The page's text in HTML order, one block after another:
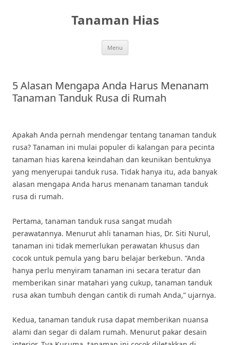
Tanaman Hias
Menu
5 Alasan Mengapa Anda Harus Menanam
Tanaman Tanduk Rusa di Rumah
Apakah Anda pernah mendengar tentang tanaman tanduk
rusa? Tanaman ini mulai populer di kalangan para pecinta
tanaman hias karena keindahan dan keunikan bentuknya
yang menyerupai tanduk rusa. Tidak hanya itu, ada banyak
alasan mengapa Anda harus menanam tanaman tanduk
rusa di rumah.
Pertama, tanaman tanduk rusa sangat mudah
perawatannya. Menurut ahli tanaman hias, Dr. Siti Nurul,
tanaman ini tidak memerlukan perawatan khusus dan
cocok untuk pemula yang baru belajar berkebun. “Anda
hanya perlu menyiram tanaman ini secara teratur dan
memberikan sinar matahari yang cukup, tanaman tanduk
rusa akan tumbuh dengan cantik di rumah Anda,” ujarnya.
Kedua, tanaman tanduk rusa dapat memberikan nuansa
alami dan segar di dalam rumah. Menurut pakar desain